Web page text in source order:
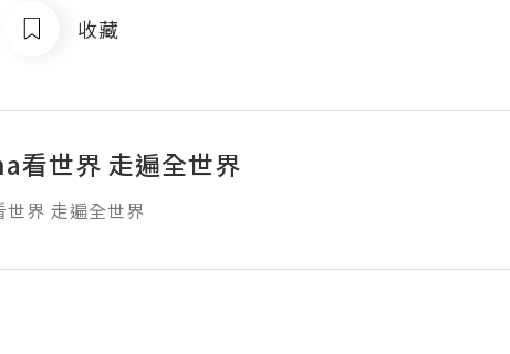
收藏
看世界 走遍全世界
界 走遍全世界